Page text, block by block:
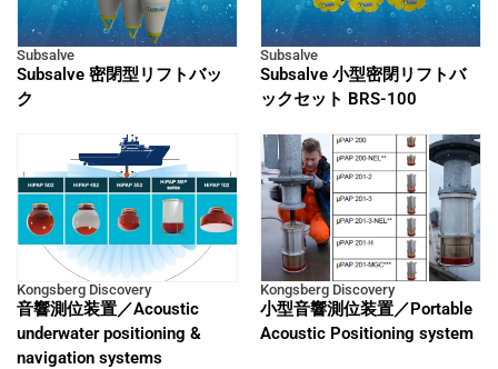
Subsalve
Subsalve 密閉型リフトバッ
ク
Subsalve
Subsalve 小型密閉リフトバ
ックセット BRS-100
Kongsberg Discovery
音響測位装置／Acoustic
underwater positioning &
navigation systems
Kongsberg Discovery
小型音響測位装置／Portable
Acoustic Positioning system